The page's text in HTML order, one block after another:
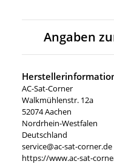
Angaben
AC-Sat-Corner
Walkmühlenstr. 12a
52074 Aachen
Nordrhein-Westfalen
Deutschland
service@ac-sat-corner.de
https://www.ac-sat-